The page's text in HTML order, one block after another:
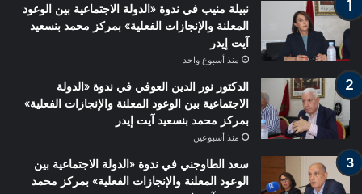
نبيلة منيب في ندوة «الدولة الاجتماعية بين الوعود
المعلنة والإنجازات الفعلية» بمركز محمد بنسعيد
آيت إيدر
منذ أسبوع واحد
الدكتور نور الدين العوفي في ندوة «الدولة
الاجتماعية بين الوعود المعلنة والإنجازات الفعلية»
بمركز محمد بنسعيد آيت إيدر
منذ أسبوعين
سعد الطاوجني في ندوة «الدولة الاجتماعية بين
الوعود المعلنة والإنجازات الفعلية» بمركز محمد